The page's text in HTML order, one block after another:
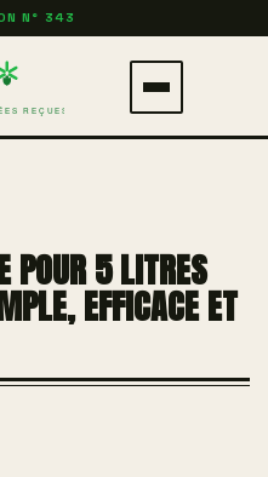
N° 343
le
POUR 5 LITRES
EFFICACE ET